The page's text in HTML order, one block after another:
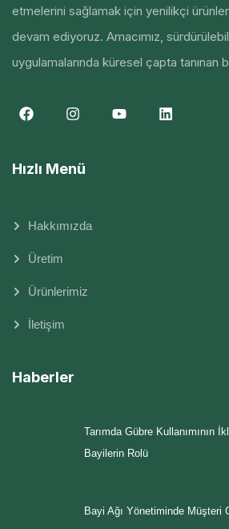
etmelerini sağlamak için yenilikçi
devam ediyoruz. Amacımız,
uygulamalarında küresel çapta tanınan
Hızlı Menü
Hakkımızda
Üretim
Ürünlerimiz
İletişim
Haberler
Tarımda Gübre Kullanımının
Bayilerin Rolü
Bayi Ağı Yönetiminde Müşteri